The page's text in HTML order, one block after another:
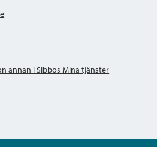
annan i Sibbos Mina tjänster